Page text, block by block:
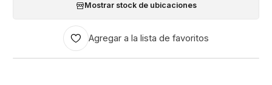
Mostrar stock de ubicaciones
Agregar a la lista de favoritos